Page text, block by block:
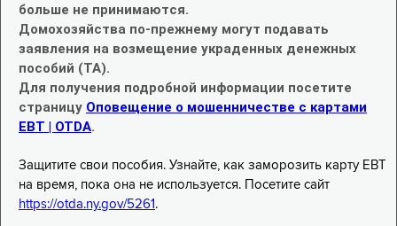
больше не принимаются.
Домохозяйства по-прежнему могут подавать
заявления на возмещение украденных денежных
пособий (TA).
Для получения подробной информации посетите
страницу Оповещение о мошенничестве с картами
EBT | OTDA.
Защитите свои пособия. Узнайте, как заморозить карту EBT
на время, пока она не используется. Посетите сайт
https://otda.ny.gov/5261 .